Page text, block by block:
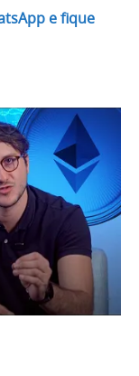
e fique